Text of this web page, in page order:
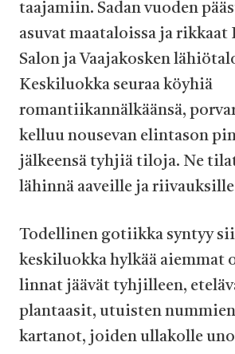
taajamiin. Sadan vuoden
asuvat maataloissa ja rikkaat
Salon ja Vaajakosken
Keskiluokka seuraa köyhiä
romantiikannälkäänsä,
kelluu nousevan elintason
jälkeensä tyhjiä tiloja. Ne
lähinnä aaveille ja
Todellinen gotiikka syntyy
keskiluokka hylkää aiemmat
linnat jäävät tyhjilleen,
plantaasit, utuisten
kartanot, joiden ullakolle